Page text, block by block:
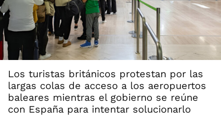
Los turistas británicos protestan por las
largas colas de acceso a los aeropuertos
baleares mientras el gobierno se reúne
con España para intentar solucionarlo